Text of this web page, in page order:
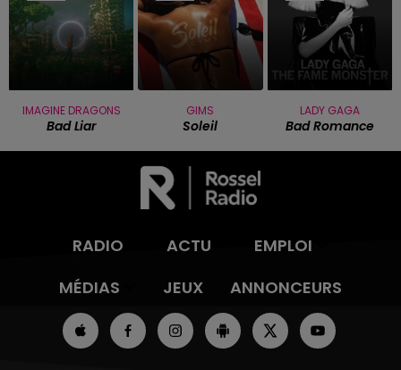
IMAGINE DRAGONS
Bad Liar
GIMS
Soleil
LADY GAGA
Bad Romance
RADIO ACTU
EMPLOI
MÉDIAS
JEUX ANNONCEURS